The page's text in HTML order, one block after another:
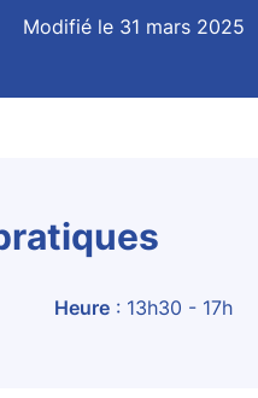
Modifié le 31 mars 2025
Heure : 13h30 - 17h